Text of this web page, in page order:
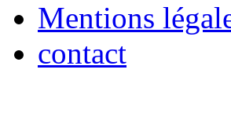
Mentions
contact